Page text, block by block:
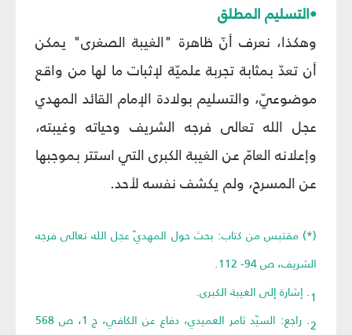
•التسليم المطلق
وهكذا، نعرف أنّ ظاهرة "الغيبة الصغرى" يمكن
أن تعدّ بمثابة تجربة علميّة لإثبات ما لها من واقع
موضوعيّ، والتسليم بولادة الإمام القائد المهدي
عجل الله تعالى فرجه الشريف وحياته وغيبته،
وإعلانه العامّ عن الغيبة الكبرى التي استتر بموجبها
عن المسرح، ولم يكشف نفسه لأحد.
(*) مقتبس من كتاب: بحث حول المهديّ عجل الله تعالى فرجه
الشريف، ص 94- 112.
1. إشارة إلى الغيبة الكبرى.
2. راجع: السيّد ثامر العميدي، دفاع عن الكافي، ج 1، ص 568